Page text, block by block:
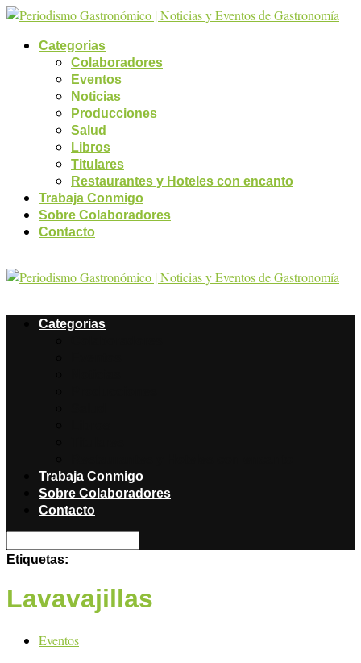
Categorias
Colaboradores
Eventos
Noticias
Producciones
Salud
Libros
Titulares
Restaurantes y Hoteles con encanto
Trabaja Conmigo
Sobre Colaboradores
Contacto
Categorias
Trabaja Conmigo
Sobre Colaboradores
Contacto
Etiquetas:
Lavavajillas
Eventos